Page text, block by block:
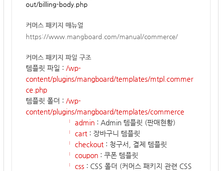
out/billing-body.php
커머스 패키지 매뉴얼
https://www.mangboard.com/manual/commerce/
커머스 패키지 파일 구조
템플릿 파일 : /wp-
content/plugins/mangboard/templates/mtpl.commer
ce.php
템플릿 폴더 : /wp-
content/plugins/mangboard/templates/commerce
└ admin : Admin 템플릿 (판매현황)
└ cart : 장바구니 템플릿
└ checkout : 청구서, 결제 템플릿
└ coupon : 쿠폰 템플릿
└ css : CSS 폴더 (커머스 패키지 관련 CSS